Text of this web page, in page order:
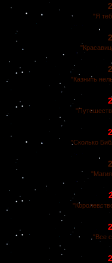
"Я
"Казнить
"Сколько
"Все